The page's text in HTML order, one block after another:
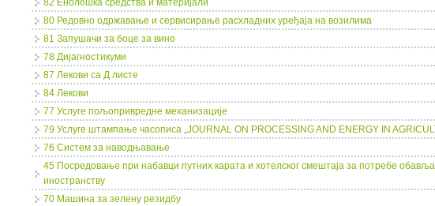
82 Енолошка средства и материјали
80 Редовно одржавање и сервисирање расхладних уређаја на возилима
81 Запушачи за боце за вино
78 Дијагностикуми
87 Лекови са Д листе
84 Лекови
77 Услуге пољопривредне механизације
79 Услуге штампање часописа „JOURNAL ON PROCESSING AND ENERGY IN
76 Систем за наводњавање
45 Посредовање при набавци путних карата и хотелског смештаја за потребе
иностранству
70 Машина за зелену резидбу